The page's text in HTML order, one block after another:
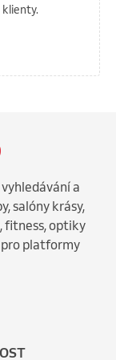
a
salóny krásy,
fitness, optiky
pro platformy